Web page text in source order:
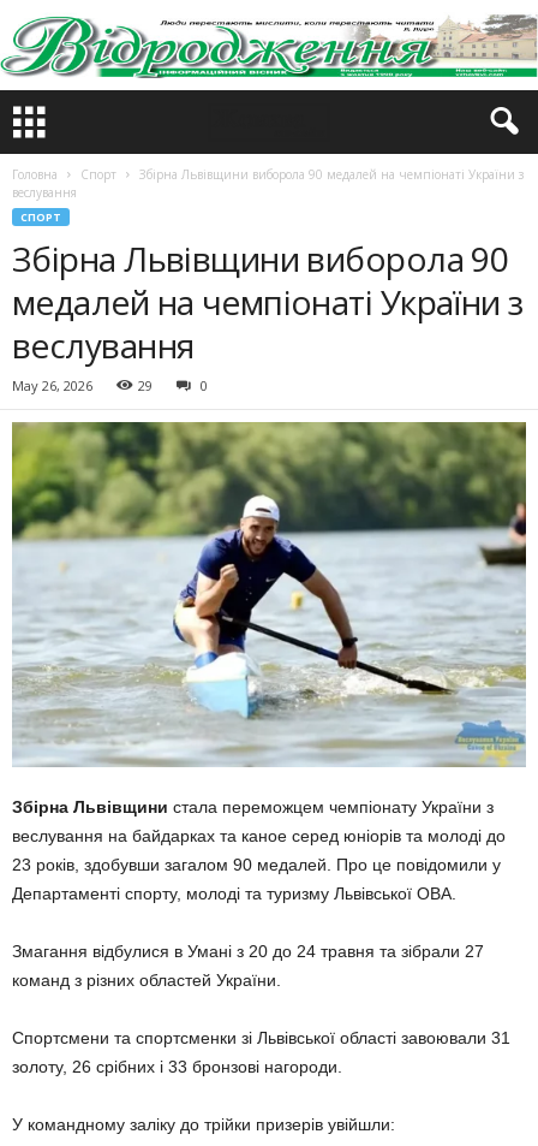
Головна Спорт
Збірна Львівщини виборола 90 медалей на чемпіонаті України з
веслування
СПОРТ
Збірна Львівщини виборола 90
медалей на чемпіонаті України з
веслування
May 26, 2026 29 0
Збірна Львівщини стала переможцем чемпіонату України з
веслування на байдарках та каное серед юніорів та молоді до
23 років, здобувши загалом 90 медалей. Про це повідомили у
Департаменті спорту, молоді та туризму Львівської ОВА.
Змагання відбулися в Умані з 20 до 24 травня та зібрали 27
команд з різних областей України.
Спортсмени та спортсменки зі Львівської області завоювали 31
золоту, 26 срібних і 33 бронзові нагороди.
У командному заліку до трійки призерів увійшли: